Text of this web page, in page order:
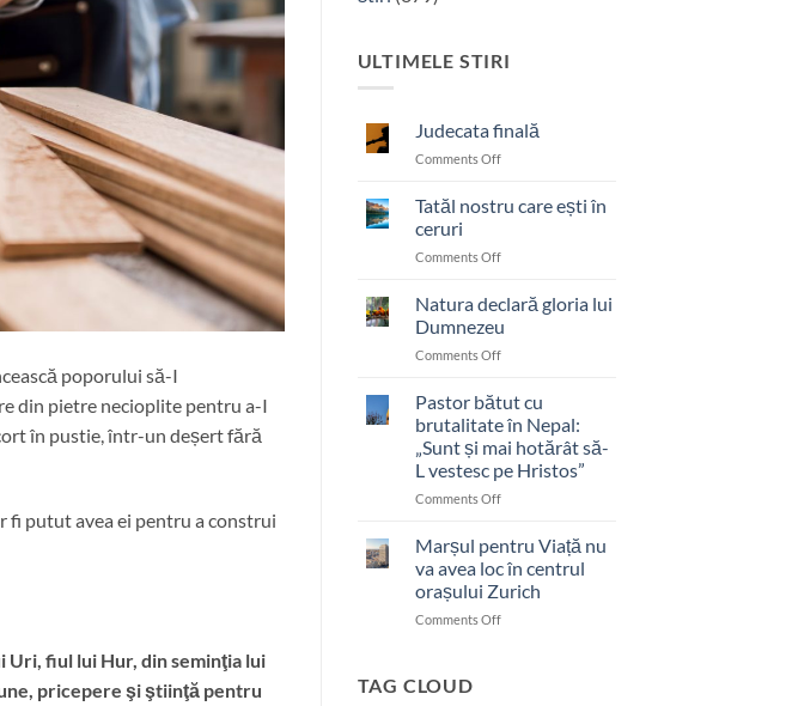
poporului să-I
din pietre necioplite pentru a-I
în pustie, într-un deșert fără
fi putut avea ei pentru a construi
Uri, fiul lui Hur, din seminţia lui
pricepere şi ştiinţă pentru
ULTIMELE STIRI
Judecata finală
Comments Offon
Tatăl nostru care ești în
ceruri
Comments Offon
nostru
ești
în
Natura declară gloria lui
Dumnezeu
Comments Offon
declară
lui
Dumnezeu
Pastor bătut cu
brutalitate în Nepal:
„Sunt și mai hotărât să-
L vestesc pe Hristos”
Comments Offon
bătut
brutalitate
în
Nepal:
Marșul pentru Viață nu
va avea loc în centrul
orașului Zurich
Comments Offon
TAG CLOUD